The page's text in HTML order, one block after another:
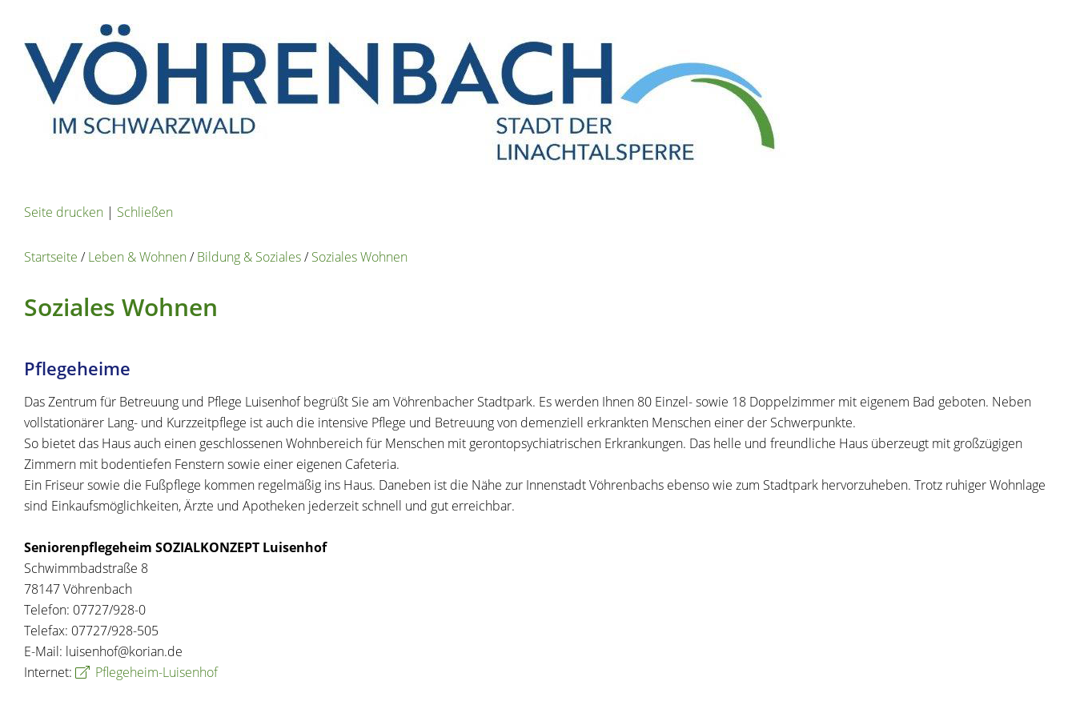
Seite drucken | Schließen
Startseite /Leben & Wohnen/Bildung & Soziales/Soziales Wohnen
Soziales Wohnen
Pflegeheime
Das Zentrum für Betreuung und Pflege Luisenhof begrüßt Sie am Vöhrenbacher Stadtpark. Es werden Ihnen 80 Einzel- sowie 18 Doppelzimmer mit eigenem Bad geboten. Neben
vollstationärer Lang- und Kurzzeitpflege ist auch die intensive Pflege und Betreuung von demenziell erkrankten Menschen einer der Schwerpunkte.
So bietet das Haus auch einen geschlossenen Wohnbereich für Menschen mit gerontopsychiatrischen Erkrankungen. Das helle und freundliche Haus überzeugt mit großzügigen
Zimmern mit bodentiefen Fenstern sowie einer eigenen Cafeteria.
Ein Friseur sowie die Fußpflege kommen regelmäßig ins Haus. Daneben ist die Nähe zur Innenstadt Vöhrenbachs ebenso wie zum Stadtpark hervorzuheben. Trotz ruhiger Wohnlage
sind Einkaufsmöglichkeiten, Ärzte und Apotheken jederzeit schnell und gut erreichbar.
Seniorenpflegeheim SOZIALKONZEPT Luisenhof
Schwimmbadstraße 8
78147 Vöhrenbach
Telefon: 07727/928-0
Telefax: 07727/928-505
E-Mail: luisenhof@korian.de
Internet:
Pflegeheim-Luisenhof